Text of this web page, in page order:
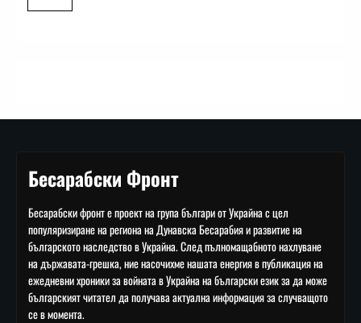
Бесарабски Фронт
Бесарабски фронт е проект на група българи от Украйна с цел
популяризиране на региона на Дунавска Бесарабия и развитие на
българското наследство в Украйна. След пълномащабното нахлуване
на държавата-грешка, ние насочихме нашата енергия в публикация на
ежедневни хроники за войната в Украйна на български език за да може
българският читател да получава актуална информация за случващото
се в момента.